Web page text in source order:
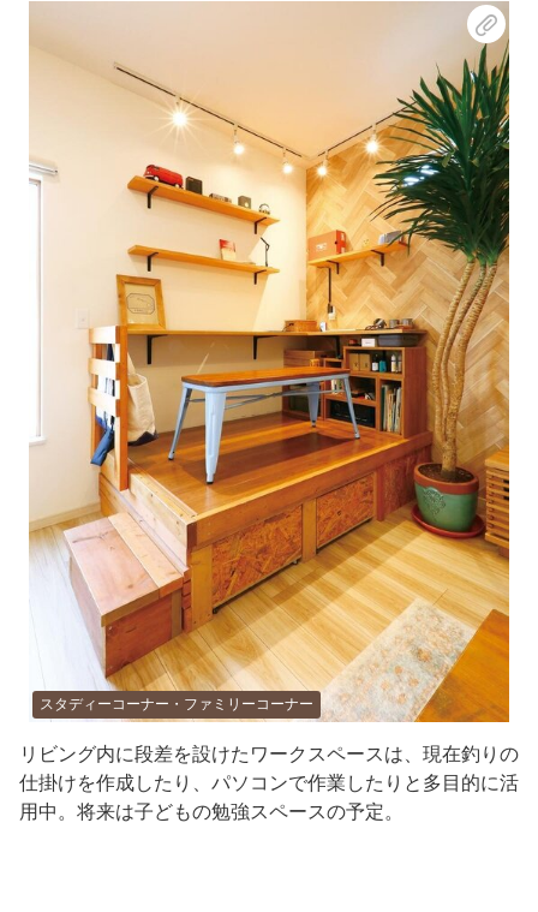
スタディーコーナー・ファミリーコーナー
リビング内に段差を設けたワークスペースは、現在釣りの
仕掛けを作成したり、パソコンで作業したりと多目的に活
用中。将来は子どもの勉強スペースの予定。